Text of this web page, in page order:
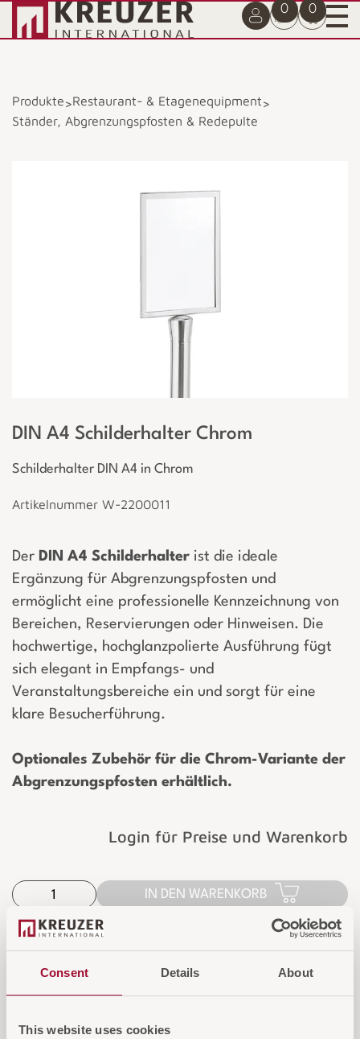
Consent Details About
This website uses cookies
0 0
Produkte>Restaurant- & Etagenequipment>
Ständer, Abgrenzungspfosten & Redepulte
DIN A4 Schilderhalter Chrom
Schilderhalter DIN A4 in Chrom
Artikelnummer W-2200011
Der DIN A4 Schilderhalter ist die ideale
Ergänzung für Abgrenzungspfosten und
ermöglicht eine professionelle Kennzeichnung von
Bereichen, Reservierungen oder Hinweisen. Die
hochwertige, hochglanzpolierte Ausführung fügt
sich elegant in Empfangs- und
Veranstaltungsbereiche ein und sorgt für eine
klare Besucherführung.
Optionales Zubehör für die Chrom-Variante der
Abgrenzungspfosten erhältlich.
Login für Preise und Warenkorb
IN DEN WARENKORB
AUF DIE ANFRAGELISTE